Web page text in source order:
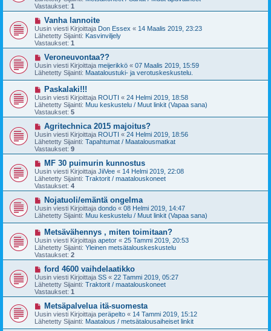
t
i
v
s
t
i
Vastaukset: 1
U
u
s
i
v
s
t
Vanha lannoite
Uusin viesti Kirjoittaja Don Essex « 14 Maalis 2019, 23:23
Lähetetty Sijainti: Kasvinviljely
Vastaukset: 1
U
u
s
i
v
e
s
t
Veroneuvontaa??
Uusin viesti Kirjoittaja meijerikkö « 07 Maalis 2019, 15:59
Lähetetty Sijainti: Maataloustuki- ja verotuskeskustelu.
U
u
s
i
v
e
s
t
i
Paskalaki!!!
Uusin viesti Kirjoittaja ROUTI « 24 Helmi 2019, 18:58
Lähetetty Sijainti: Muu keskustelu / Muut linkit (Vapaa sana)
Vastaukset: 5
U
u
s
i
v
e
s
t
i
Agritechnica 2015 majoitus?
Uusin viesti Kirjoittaja ROUTI « 24 Helmi 2019, 18:56
Lähetetty Sijainti: Tapahtumat / Maatalousmatkat
Vastaukset: 9
U
u
s
i
v
e
s
t
MF 30 puimurin kunnostus
Uusin viesti Kirjoittaja JiiVee « 14 Helmi 2019, 22:08
Lähetetty Sijainti: Traktorit / maatalouskoneet
Vastaukset: 4
U
u
s
i
v
e
s
t
Nojatuoli/emäntä ongelma
Uusin viesti Kirjoittaja dondo « 08 Helmi 2019, 14:47
Lähetetty Sijainti: Muu keskustelu / Muut linkit (Vapaa sana)
U
u
s
i
v
e
s
t
i
Metsävähennys , miten toimitaan?
Uusin viesti Kirjoittaja apetor « 25 Tammi 2019, 20:53
Lähetetty Sijainti: Yleinen metsätalouskeskustelu
Vastaukset: 2
U
u
s
i
v
e
s
t
ford 4600 vaihdelaatikko
Uusin viesti Kirjoittaja SS « 22 Tammi 2019, 05:27
Lähetetty Sijainti: Traktorit / maatalouskoneet
Vastaukset: 1
U
u
s
i
Metsäpalvelua itä-suomesta
Uusin viesti Kirjoittaja peräpelto « 14 Tammi 2019, 15:12
Lähetetty Sijainti: Maatalous / metsätalousaiheiset linkit